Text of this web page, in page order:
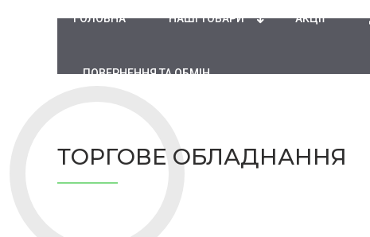
ГОЛОВНА НАШІ ТОВАРИ АКЦІЇ
ПОВЕРНЕННЯ ТА ОБМІН
ТОРГОВЕ ОБЛАДНАННЯ